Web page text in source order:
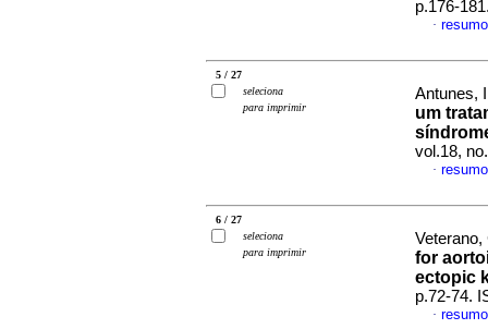
p.176-
·
5 / 27
seleciona
para imprimir
Antunes,
um
vol.18,
·
6 / 27
seleciona
para imprimir
for
ectopic
p.72-74.
·